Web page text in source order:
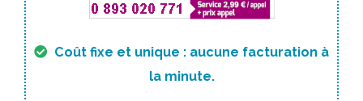
Coût fixe et unique : aucune facturation à
la minute.